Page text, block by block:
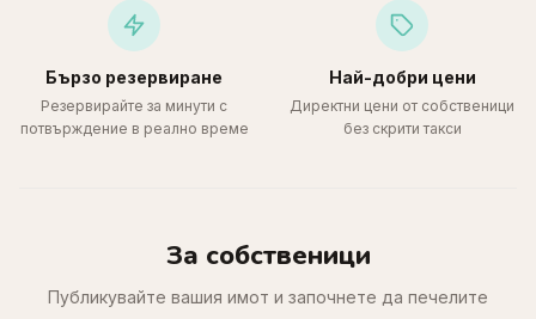
Бързо резервиране
Резервирайте за минути с
потвърждение в реално време
Най-добри цени
Директни цени от собственици
без скрити такси
За собственици
Публикувайте вашия имот и започнете да печелите